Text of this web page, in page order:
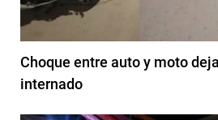
Choque entre auto y moto
internado